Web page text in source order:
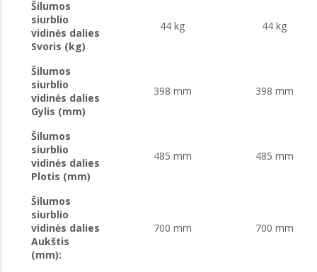
Šilumos
siurblio
vidinės dalies
Svoris (kg)
44 kg 44 kg
Šilumos
siurblio
vidinės dalies
Gylis (mm)
398 mm 398 mm
Šilumos
siurblio
vidinės dalies
Plotis (mm)
485 mm 485 mm
Šilumos
siurblio
vidinės dalies
Aukštis
(mm):
700 mm 700 mm